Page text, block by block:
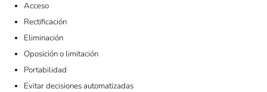
Acceso
Rectificación
Eliminación
Oposición o limitación
Portabilidad
Evitar decisiones automatizadas